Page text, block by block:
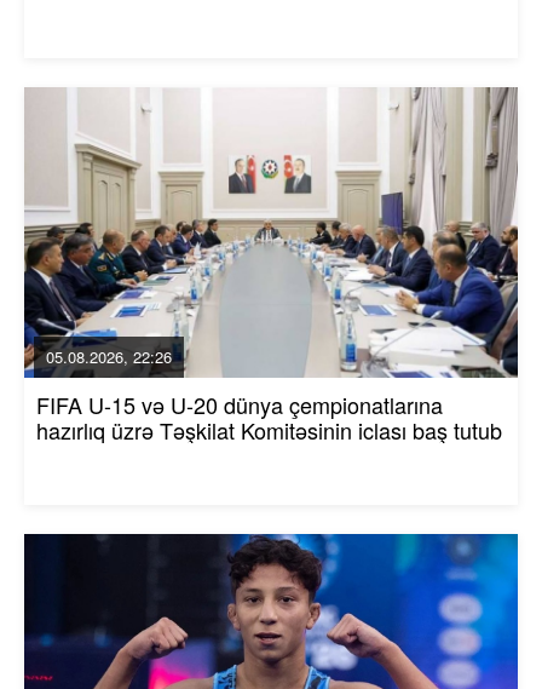
05.08.2026, 22:26
FIFA U-15 və U-20 dünya çempionatlarına
hazırlıq üzrə Təşkilat Komitəsinin iclası baş tutub